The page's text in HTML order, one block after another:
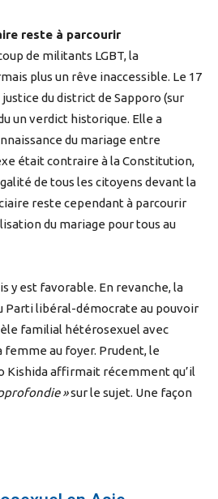
reste à parcourir
de militants LGBT, la
plus un rêve inaccessible. Le 17
du district de Sapporo (sur
un verdict historique. Elle a
du mariage entre
était contraire à la Constitution,
de tous les citoyens devant la
reste cependant à parcourir
du mariage pour tous au
y est favorable. En revanche, la
Parti libéral-démocrate au pouvoir
familial hétérosexuel avec
femme au foyer. Prudent, le
Kishida affirmait récemment qu’il
»sur le sujet. Une façon